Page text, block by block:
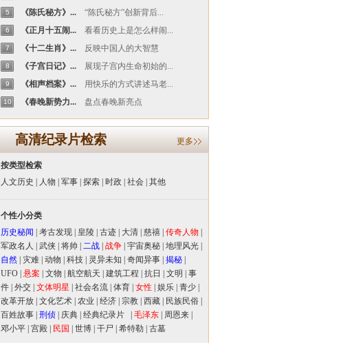
5 《陈氏秘方》... “陈氏秘方”创新背后...
6 《正月十五闹... 看看历史上是怎么样闹...
7 《十二生肖》... 反映中国人的大智慧
8 《子宫日记》... 展现子宫内生命初始的...
9 《相声档案》... 用快乐的方式讲述马老...
10 《春晚新势力... 盘点春晚新亮点
高清纪录片检索 更多
按类型检索
人文历史
人物 军事 探索 时政 社会 其他
个性小分类
历史秘闻
考古发现 皇陵 古迹 大清 慈禧 传奇人物
军政名人
武侠 将帅 二战 战争 宇宙奥秘 地理风光
自然
灾难 动物 科技 灵异未知 奇闻异事 揭秘
UFO 悬案 文物 航空航天 建筑工程 抗日 文明
事
件 外交 文体明星 社会名流 体育 女性 娱乐 青少
改革开放 文化艺术 农业 经济 宗教 西藏 民族民俗
百姓故事 刑侦 庆典 经典纪录片 毛泽东 周恩来
邓小平 宫殿 民国 世博 干尸 希特勒 古墓